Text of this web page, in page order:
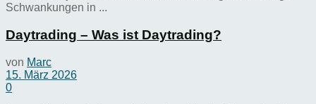
Schwankungen in ...
Daytrading – Was ist Daytrading?
von Marc
15. März 2026
0